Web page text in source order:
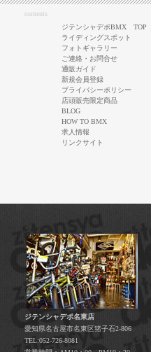
contents
ジテンシャデポBMX TOP
ライディングスポット
フォトギャラリー
ご連絡・お問合せ
通販ガイド
新規会員登録
プライバシーポリシー
店頭販売限定商品
BLOG
HOW TO BMX
求人情報
リンクサイト
ジテンシャデポ名東店
愛知県名古屋市名東区猪子石2-806
TEL:052-726-8081